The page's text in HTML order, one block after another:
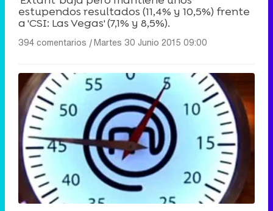
estupendos resultados (11,4% y 10,5%) frente
a 'CSI: Las Vegas' (7,1% y 8,5%).
394 comentarios |Martes 30 Junio 2015 09:00